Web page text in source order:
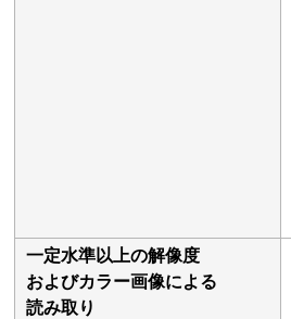
一定水準以上の解像度
およびカラー画像による
読み取り